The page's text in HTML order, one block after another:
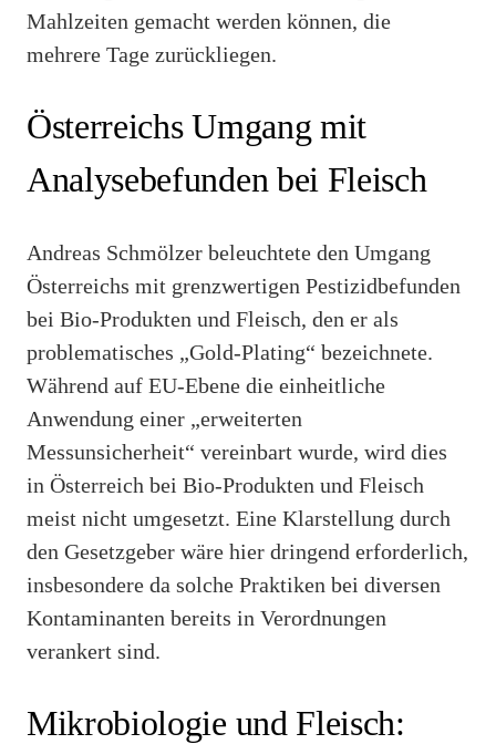
Mahlzeiten gemacht werden können, die
mehrere Tage zurückliegen.
Österreichs Umgang mit
Analysebefunden bei Fleisch
Andreas Schmölzer beleuchtete den Umgang
Österreichs mit grenzwertigen Pestizidbefunden
bei Bio-Produkten und Fleisch, den er als
problematisches „Gold-Plating“ bezeichnete.
Während auf EU-Ebene die einheitliche
Anwendung einer „erweiterten
Messunsicherheit“ vereinbart wurde, wird dies
in Österreich bei Bio-Produkten und Fleisch
meist nicht umgesetzt. Eine Klarstellung durch
den Gesetzgeber wäre hier dringend erforderlich,
insbesondere da solche Praktiken bei diversen
Kontaminanten bereits in Verordnungen
verankert sind.
Mikrobiologie und Fleisch: